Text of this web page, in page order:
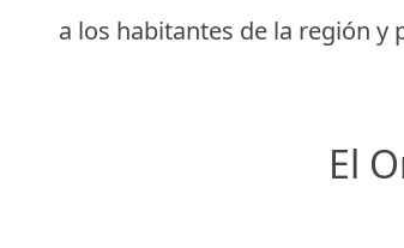
a los habitantes de la región y
El